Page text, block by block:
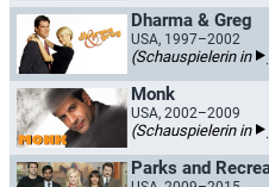
Dharma & Greg
USA, 1997–2002
(Schauspielerin in
Monk
USA, 2002–2009
(Schauspielerin in
Parks and